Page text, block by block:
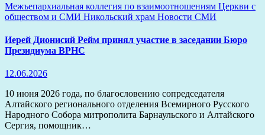
Межъепархиальная коллегия по взаимоотношениям Церкви с
обществом и СМИ Никольский храм Новости СМИ
Иерей Дионисий Рейм принял участие в заседании Бюро
Президиума ВРНС
12.06.2026
10 июня 2026 года, по благословению сопредседателя
Алтайского регионального отделения Всемирного Русского
Народного Собора митрополита Барнаульского и Алтайского
Сергия, помощник…